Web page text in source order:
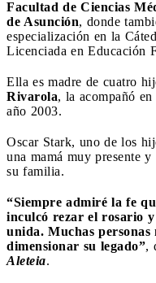
Facultad de Ciencias
de Asunción, donde
especialización en la
Licenciada en Educación
Ella es madre de cuatro
Rivarola, la acompañó
año 2003.
Oscar Stark, uno de los
una mamá muy presente
su familia.
“Siempre admiré la fe
inculcó rezar el rosario
unida. Muchas
dimensionar su legado”,
Aleteia.